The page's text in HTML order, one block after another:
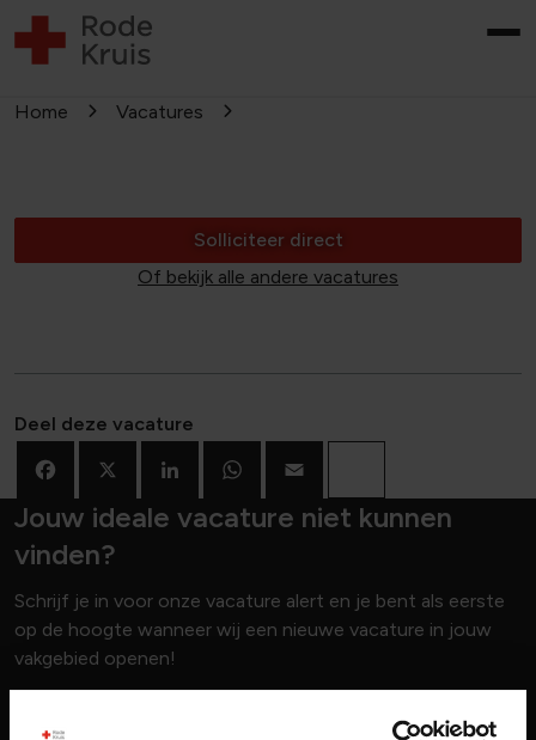
Home Vacatures
Solliciteer direct
Of bekijk alle andere vacatures
Deel deze vacature
WhatsApp
Email
Jouw ideale vacature niet kunnen
vinden?
Schrijf je in voor onze vacature alert en je bent als eerste
op de hoogte wanneer wij een nieuwe vacature in jouw
vakgebied openen!